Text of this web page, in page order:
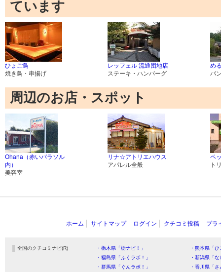
ています
ひょご鳥
焼き鳥・串揚げ
レッフェル 流通団地店
ステーキ・ハンバーグ
め
パ
周辺のお店・スポット
Ohana（赤いパラソル
内）
美容室
リナ☆アトリエハウス
アパレル全般
ペ
ト
ホーム サイトマップ ログイン クチコミ投稿 プラ
全国のクチコミナビ(R) ・栃木県「栃ナビ！」
・熊本県「
・福島県「ふくラボ！」
・新潟県「
・群馬県「ぐんラボ！」
・香川県「